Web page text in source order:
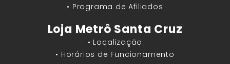
• Programa de Afiliados
Loja Metrô Santa Cruz
• Localização
• Horários de Funcionamento